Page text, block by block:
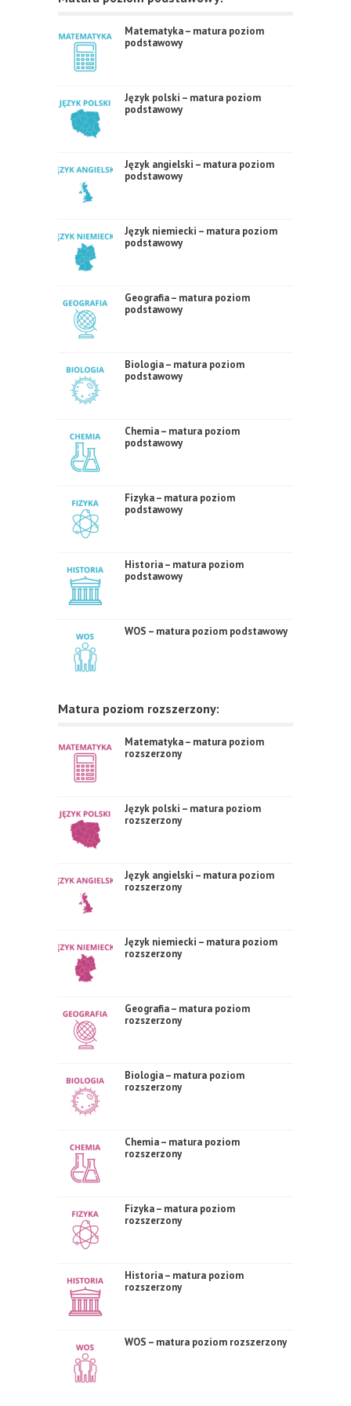
Matematyka – matura poziom
podstawowy
Język polski – matura poziom
podstawowy
Język angielski – matura poziom
podstawowy
Język niemiecki – matura poziom
podstawowy
Geografia – matura poziom
podstawowy
Biologia – matura poziom
podstawowy
Chemia – matura poziom
podstawowy
Fizyka – matura poziom
podstawowy
Historia – matura poziom
podstawowy
WOS – matura poziom podstawowy
Matura poziom rozszerzony:
Matematyka – matura poziom
rozszerzony
Język polski – matura poziom
rozszerzony
Język angielski – matura poziom
rozszerzony
Język niemiecki – matura poziom
rozszerzony
Geografia – matura poziom
rozszerzony
Biologia – matura poziom
rozszerzony
Chemia – matura poziom
rozszerzony
Fizyka – matura poziom
rozszerzony
Historia – matura poziom
rozszerzony
WOS – matura poziom rozszerzony